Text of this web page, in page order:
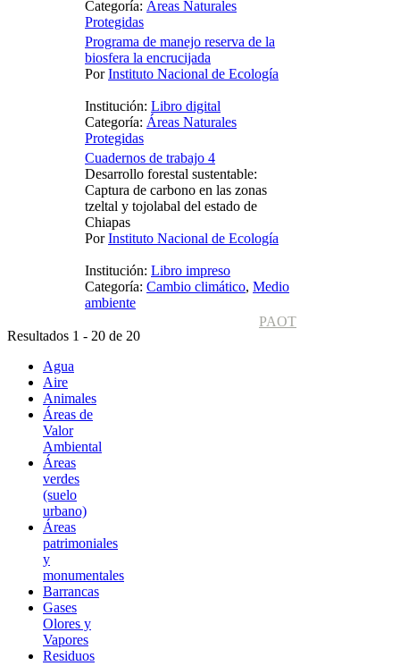
Categoría: Áreas Naturales
Protegidas
Programa de manejo reserva de la
biosfera la encrucijada
PorInstituto Nacional de Ecología
Institución: Libro digital
Categoría: Áreas Naturales
Protegidas
Cuadernos de trabajo 4
Desarrollo forestal sustentable:
Captura de carbono en las zonas
tzeltal y tojolabal del estado de
Chiapas
PorInstituto Nacional de Ecología
Institución: Libro impreso
Categoría: Cambio climático, Medio
ambiente
PAOT
Resultados 1 - 20 de 20
Agua
Aire
Animales
Áreas de
Valor
Ambiental
Áreas
verdes
(suelo
urbano)
Áreas
patrimoniales
y
monumentales
Barrancas
Gases
Olores y
Vapores
Residuos